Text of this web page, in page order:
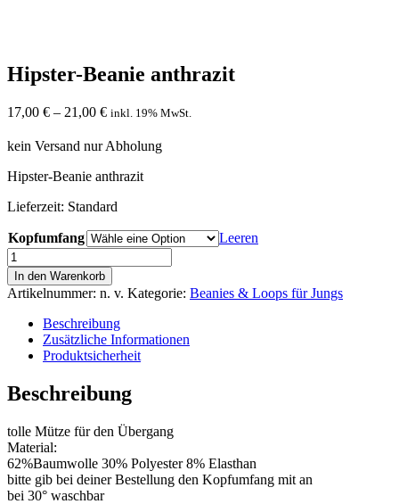
Hipster-Beanie anthrazit
17,00 € – 21,00 € inkl. 19% MwSt.
kein Versand nur Abholung
Hipster-Beanie anthrazit
Lieferzeit: Standard
Kopfumfang
Leeren
Hipster-
Beanie
anthrazit
Menge
In den Warenkorb
Artikelnummer: n. v. Kategorie: Beanies & Loops für Jungs
Beschreibung
Zusätzliche Informationen
Produktsicherheit
Beschreibung
tolle Mütze für den Übergang
Material:
62%Baumwolle 30% Polyester 8% Elasthan
bitte gib bei deiner Bestellung den Kopfumfang mit an
bei 30° waschbar